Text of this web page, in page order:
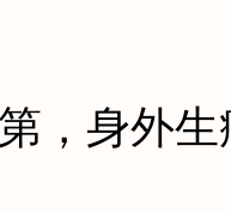
身外生